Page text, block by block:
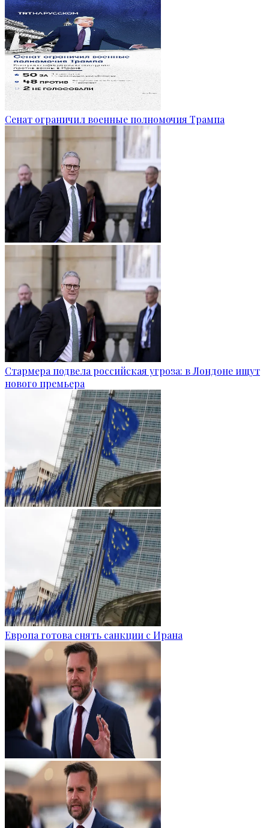
Сенат ограничил военные полномочия Трампа
Стармера подвела российская угроза: в Лондоне ищут
нового премьера
Европа готова снять санкции с Ирана